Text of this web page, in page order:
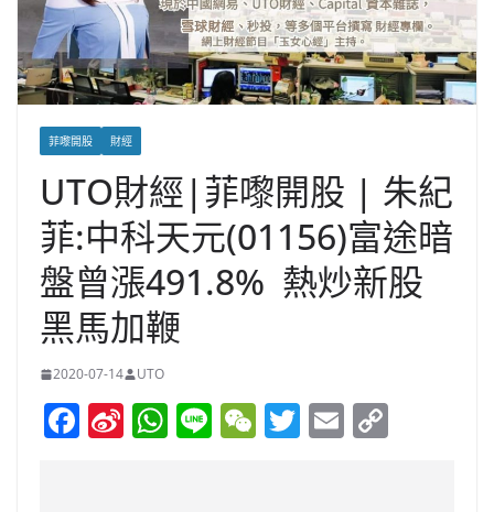
菲嚟開股 財經
UTO財經|菲嚟開股 | 朱紀
菲:中科天元(01156)富途暗
盤曾漲491.8% 熱炒新股
黑馬加鞭
2020-07-14 UTO
F Si W Li W T E